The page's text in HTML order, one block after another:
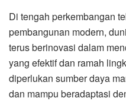
Di tengah perkembangan
pembangunan modern,
terus berinovasi dalam
yang efektif dan ramah
diperlukan sumber daya
dan mampu beradaptasi